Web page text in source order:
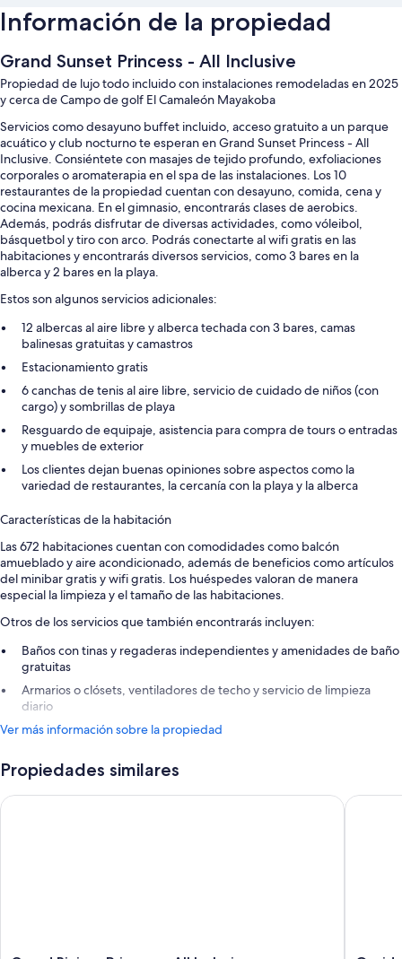
Información de la propiedad
Grand Sunset Princess - All Inclusive
Propiedad de lujo todo incluido con instalaciones remodeladas en 2025
y cerca de Campo de golf El Camaleón Mayakoba
Servicios como desayuno buffet incluido, acceso gratuito a un parque
acuático y club nocturno te esperan en Grand Sunset Princess - All
Inclusive. Consiéntete con masajes de tejido profundo, exfoliaciones
corporales o aromaterapia en el spa de las instalaciones. Los 10
restaurantes de la propiedad cuentan con desayuno, comida, cena y
cocina mexicana. En el gimnasio, encontrarás clases de aerobics.
Además, podrás disfrutar de diversas actividades, como vóleibol,
básquetbol y tiro con arco. Podrás conectarte al wifi gratis en las
habitaciones y encontrarás diversos servicios, como 3 bares en la
alberca y 2 bares en la playa.
Estos son algunos servicios adicionales:
12 albercas al aire libre y alberca techada con 3 bares, camas
balinesas gratuitas y camastros
Estacionamiento gratis
6 canchas de tenis al aire libre, servicio de cuidado de niños (con
cargo) y sombrillas de playa
Resguardo de equipaje, asistencia para compra de tours o entradas
y muebles de exterior
Los clientes dejan buenas opiniones sobre aspectos como la
variedad de restaurantes, la cercanía con la playa y la alberca
Características de la habitación
Las 672 habitaciones cuentan con comodidades como balcón
amueblado y aire acondicionado, además de beneficios como artículos
del minibar gratis y wifi gratis. Los huéspedes valoran de manera
especial la limpieza y el tamaño de las habitaciones.
Otros de los servicios que también encontrarás incluyen:
Baños con tinas y regaderas independientes y amenidades de baño
gratuitas
Armarios o clósets, ventiladores de techo y servicio de limpieza
diario
Ver más información sobre la propiedad
Propiedades similares
Grand Riviera Princess - All Inclusive